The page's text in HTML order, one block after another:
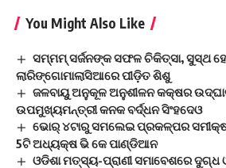
You Might Also Like
ସମ୍ମମ୍ ସର୍ଜନଙ୍କ ସଫଳ ଚିକିତ୍ସା, ସୁସ୍ଥ
ଲାରିଙ୍ଗୋମାଲାସିଆରେ ପୀଡ଼ିତ ଶିଶୁ
ଜଳବାୟୁ ଅନୁକୂଳ ଅନୁଶୀଳନ କକ୍ଷର
ଉପମୁଖ୍ୟମନ୍ତ୍ରୀ କନକ ବର୍ଦ୍ଧନ ସିଂହଦେଓ
ଭୋର୍ ୪ଟାରୁ ସମଲେଇ ପ୍ରକଳ୍ପର
5ଟି ଅଧ୍ୟକ୍ଷ ଭି କେ ପାଣ୍ଡିଆନ
ଓଡିଶା ମତ୍ସ୍ୟ-ପ୍ରାଣୀ ସମାବେଶରେ